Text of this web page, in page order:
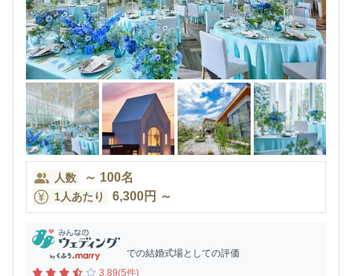
人数 ～ 100名
1人あたり 6,300円 ～
での結婚式場としての評価
3.89(5件)